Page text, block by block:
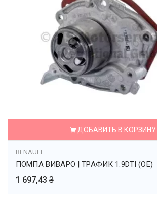
ДОБАВИТЬ В КОРЗИНУ
RENAULT
ПОМПА ВИВАРО | ТРАФИК 1.9DTI (OE)
1 697,43 ₴